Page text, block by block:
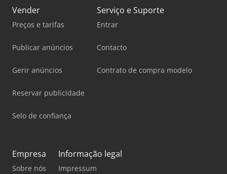
Vender
Preços e tarifas
Publicar anúncios
Gerir anúncios
Reservar publicidade
Selo de confiança
Serviço e Suporte
Entrar
Contacto
Contrato de compra modelo
Empresa
Sobre nós
Informação legal
Impressum